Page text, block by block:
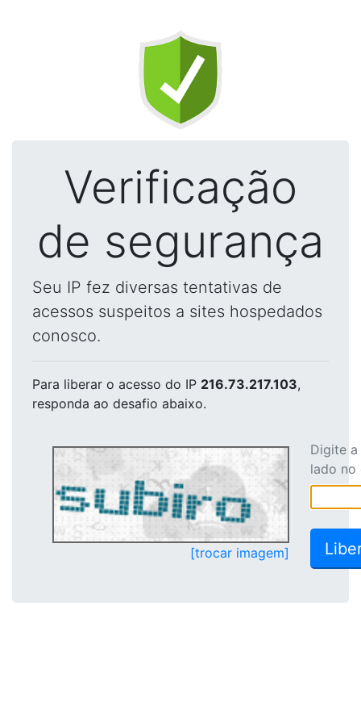
Verificação
de segurança
Seu IP fez diversas tentativas de
acessos suspeitos a sites hospedados
conosco.
Para liberar o acesso do IP 216.73.217.103,
responda ao desafio abaixo.
[trocar imagem]
Digite
lado no